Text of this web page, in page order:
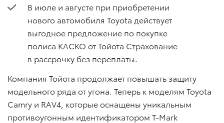
В июле и августе при приобретении
нового автомобиля Toyota действует
выгодное предложение по покупке
полиса КАСКО от Тойота Страхование
в рассрочку без переплаты.
Компания Тойота продолжает повышать защиту
модельного ряда от угона. Теперь к моделям Toyota
Camry и RAV4, которые оснащены уникальным
противоугонным идентификатором T-Mark